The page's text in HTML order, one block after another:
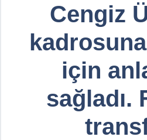
Cengiz
için
sağladı.